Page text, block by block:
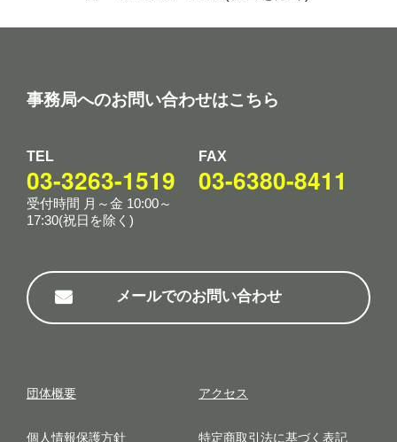
事務局へのお問い合わせはこちら
TEL
03-3263-1519
受付時間 月～金 10:00～
17:30(祝日を除く)
FAX
03-6380-8411
メールでのお問い合わせ
団体概要 アクセス
個⼈情報保護⽅針 特定商取引法に基づく表記